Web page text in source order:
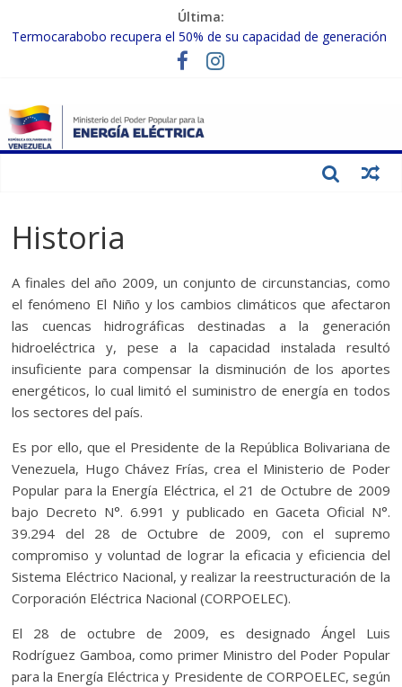
Última:
Termocarabobo recupera el 50% de su capacidad de generación
MPPEE avanza en la recuperación de infraestructuras eléctricas
Gobierno Nacional coordina acciones con el sector privado para
fortalecer el SEN ante el «Súper Niño»
Inspeccionan trabajos de rehabilitación en instalaciones del SEN
Historia
A finales del año 2009, un conjunto de circunstancias, como
el fenómeno El Niño y los cambios climáticos que afectaron
las cuencas hidrográficas destinadas a la generación
hidroeléctrica y, pese a la capacidad instalada resultó
insuficiente para compensar la disminución de los aportes
energéticos, lo cual limitó el suministro de energía en todos
los sectores del país.
Es por ello, que el Presidente de la República Bolivariana de
Venezuela, Hugo Chávez Frías, crea el Ministerio de Poder
Popular para la Energía Eléctrica, el 21 de Octubre de 2009
bajo Decreto N°. 6.991 y publicado en Gaceta Oficial N°.
39.294 del 28 de Octubre de 2009, con el supremo
compromiso y voluntad de lograr la eficacia y eficiencia del
Sistema Eléctrico Nacional, y realizar la reestructuración de la
Corporación Eléctrica Nacional (CORPOELEC).
El 28 de octubre de 2009, es designado Ángel Luis
Rodríguez Gamboa, como primer Ministro del Poder Popular
para la Energía Eléctrica y Presidente de CORPOELEC, según